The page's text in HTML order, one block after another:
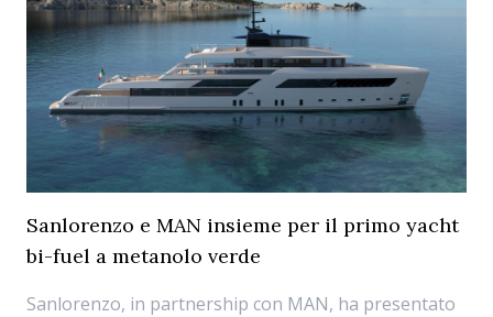
Sanlorenzo e MAN insieme per il primo yacht
bi-fuel a metanolo verde
Sanlorenzo, in partnership con MAN, ha presentato